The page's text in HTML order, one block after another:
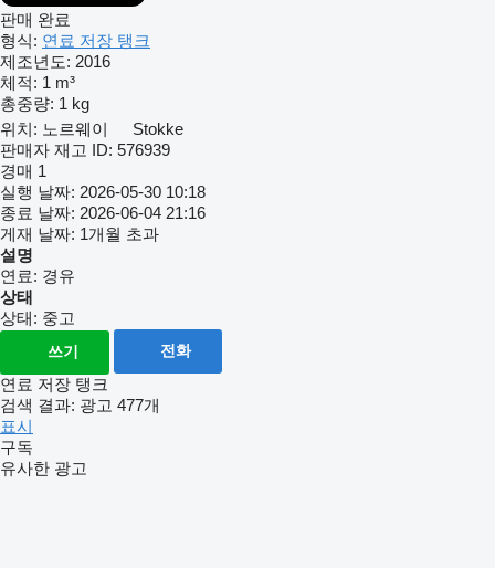
판매 완료
형식: 연료 저장 탱크
제조년도: 2016
체적: 1 m³
총중량: 1 kg
위치: 노르웨이
Stokke
판매자 재고 ID: 576939
경매 1
실행 날짜: 2026-05-30 10:18
종료 날짜: 2026-06-04 21:16
게재 날짜: 1개월 초과
설명
연료: 경유
상태
상태: 중고
쓰기 전화
연료 저장 탱크
검색 결과: 광고 477개
표시
구독
유사한 광고